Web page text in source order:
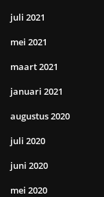
juli 2021
mei 2021
maart 2021
januari 2021
augustus 2020
juli 2020
juni 2020
mei 2020